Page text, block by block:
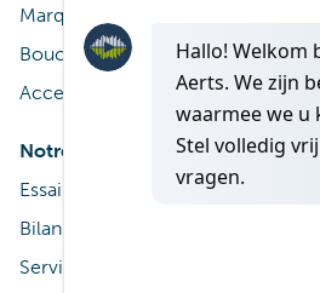
Marques
Bouchons d’oreille sur mesure
Accessoires auditifs
Notre service
Essai gratuit d’appareils auditifs
Bilan auditif
Service après vente